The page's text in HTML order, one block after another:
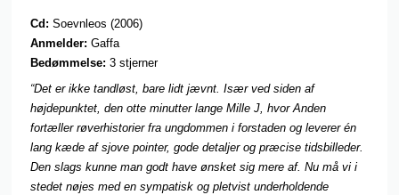
Cd:Soevnleos (2006)
Anmelder:Gaffa
Bedømmelse: 3 stjerner
“Det er ikke tandløst, bare lidt jævnt. Især ved siden af
højdepunktet, den otte minutter lange Mille J, hvor Anden
fortæller røverhistorier fra ungdommen i forstaden og leverer én
lang kæde af sjove pointer, gode detaljer og præcise tidsbilleder.
Den slags kunne man godt have ønsket sig mere af. Nu må vi i
stedet nøjes med en sympatisk og pletvist underholdende